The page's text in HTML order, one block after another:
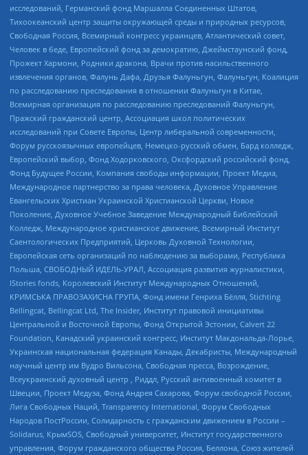
исследований, Германский фонд Маршалла Соединенных Штатов,
Тихоокеанский центр защиты окружающей среды и природных ресурсов,
Свободная Россия, Всемирный конгресс украинцев, Атлантический совет,
Человек в беде, Европейский фонд за демократию, Джеймстаунский фонд,
Прожект Хармони, Родники дракона, Врачи против насильственного
извлечения органов, Фалунь Дафа, Друзья Фалуньгун, Фалуньгун, Коалиция
по расследованию преследования в отношении Фалуньгун в Китае,
Всемирная организация по расследованию преследований Фалуньгун,
Пражский гражданский центр, Ассоциация школ политических
исследований при Совете Европы, Центр либеральной современности,
Форум русскоязычных европейцев, Немецко-русский обмен, Бард колледж,
Европейский выбор, Фонд Ходорковского, Оксфордский российский фонд,
Фонд Будущее России, Компания свободы информации, Проект Медиа,
Международное партнерство за права человека, Духовное Управление
Евангельских Христиан Украинской Христианской Церкви, Новое
Поколение, Духовное Учебное Заведение Международный Библейский
Колледж, Международное христианское движение, Всемирный Институт
Саентологических Предприятий, Церковь Духовной Технологии,
Европейская сеть организаций по наблюдению за выборами, Республика
Польша, СВОБОДНЫЙ ИДЕЛЬ-УРАЛ, Ассоциация развития журналистики,
IStories fonds, Королевский Институт Международных Отношений,
КРИМСЬКА ПРАВОЗАХИСНА ГРУПА, Фонд имени Генриха Бёлля, Stichting
Bellingcat, Bellingcat Ltd, The Insider, Институт правовой инициативы
Центральной и Восточной Европы, Фонд Открытой Эстонии, Calvert 22
Foundation, Канадский украинский конгресс, Институт Макдональда-Лорье,
Украинская национальная федерация Канады, Декабристы, Международный
научный центр им Вудро Вильсона, Свободная пресса, Возрождение,
Всеукраинский духовный центр , Риддл, Русский антивоенный комитет в
Швеции, Проект Медуза, Фонд Андрея Сахарова, Форум свободной России,
Лига Свободных Наций, Transparеncy International, Форум Свободных
Народов ПостРоссии, Солидарность с гражданским движением в России –
Solidarus, КрымSOS, Свободный университет, Институт государственного
управления, Форум гражданского общества Россия, Беллона, Союз жителей